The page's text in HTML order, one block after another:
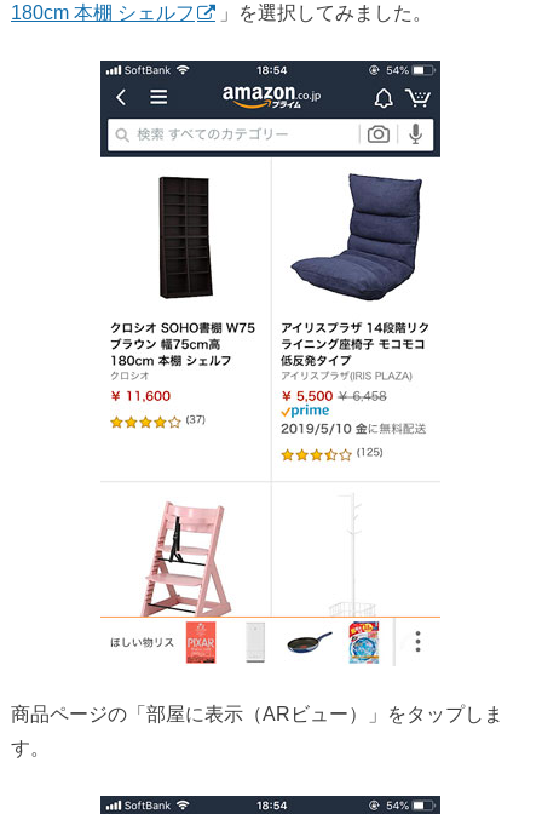
180cm 本棚 シェルフ
」を選択してみました。
商品ページの「部屋に表示（ARビュー）」をタップしま
す。